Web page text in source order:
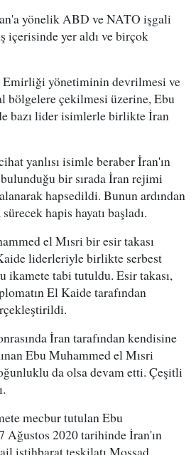
yönelik ABD ve NATO işgali
içerisinde yer aldı ve birçok
yönetiminin devrilmesi ve
bölgelere çekilmesi üzerine, Ebu
bazı lider isimlerle birlikte İran
yanlısı isimle beraber İran'ın
bir sırada İran rejimi
hapsedildi. Bunun ardından
hapis hayatı başladı.
el Mısri bir esir takası
liderleriyle birlikte serbest
ikamete tabi tutuldu. Esir takası,
El Kaide tarafından
İran tarafından kendisine
Ebu Muhammed el Mısri
da olsa devam etti. Çeşitli
mecbur tutulan Ebu
Ağustos 2020 tarihinde İran'ın